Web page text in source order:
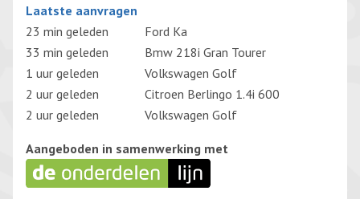
Gelieve dit veld leeg te laten.
Laatste aanvragen
23 min geleden
Ford Ka
33 min geleden
Bmw 218i Gran Tourer
1 uur geleden
Volkswagen Golf
2 uur geleden
Citroen Berlingo 1.4i 600
2 uur geleden
Volkswagen Golf
Aangeboden in samenwerking met